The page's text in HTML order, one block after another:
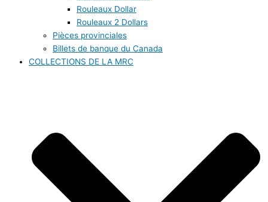
Rouleaux Dollar
Rouleaux 2 Dollars
Pièces provinciales
Billets de banque du Canada
COLLECTIONS DE LA MRC